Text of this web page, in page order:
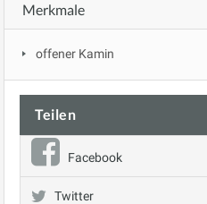
Merkmale
offener Kamin
Teilen
Facebook
Twitter